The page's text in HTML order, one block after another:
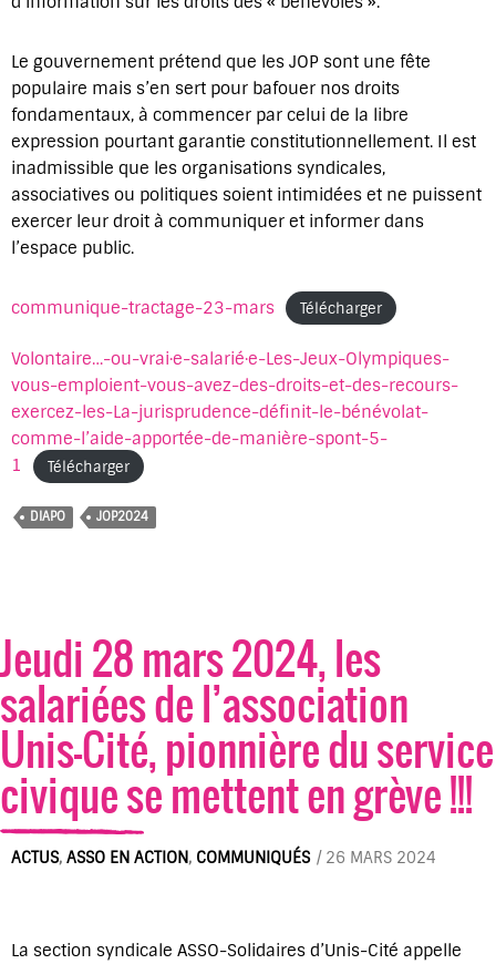
Le gouvernement prétend que les JOP sont une fête
populaire mais s’en sert pour bafouer nos droits
fondamentaux, à commencer par celui de la libre
expression pourtant garantie constitutionnellement. Il est
inadmissible que les organisations syndicales,
associatives ou politiques soient intimidées et ne puissent
exercer leur droit à communiquer et informer dans
l’espace public.
communique-tractage-23-mars Télécharger
Volontaire…-ou-vrai·e-salarié·e-Les-Jeux-Olympiques-
vous-emploient-vous-avez-des-droits-et-des-recours-
exercez-les-La-jurisprudence-définit-le-bénévolat-
comme-l’aide-apportée-de-manière-spont-5-
1
Télécharger
DIAPO JOP2024
Jeudi 28 mars 2024, les
salarié·es de l’association
Unis-Cité, pionnière du service
civique se mettent en grève !!!
ACTUS, ASSO EN ACTION, COMMUNIQUÉS / 26 MARS 2024
La section syndicale ASSO-Solidaires d’Unis-Cité appelle